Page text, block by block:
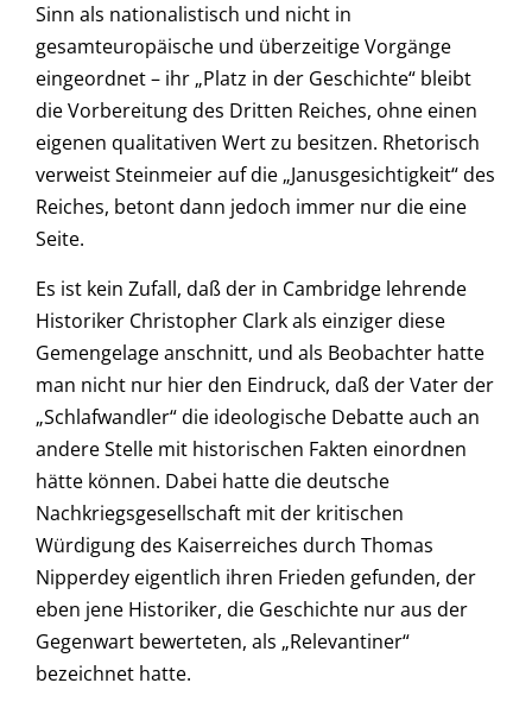
Sinn als nationalistisch und nicht in
gesamteuropäische und überzeitige Vorgänge
eingeordnet – ihr „Platz in der Geschichte“ bleibt
die Vorbereitung des Dritten Reiches, ohne einen
eigenen qualitativen Wert zu besitzen. Rhetorisch
verweist Steinmeier auf die „Janusgesichtigkeit“ des
Reiches, betont dann jedoch immer nur die eine
Seite.
Es ist kein Zufall, daß der in Cambridge lehrende
Historiker Christopher Clark als einziger diese
Gemengelage anschnitt, und als Beobachter hatte
man nicht nur hier den Eindruck, daß der Vater der
„Schlafwandler“ die ideologische Debatte auch an
andere Stelle mit historischen Fakten einordnen
hätte können. Dabei hatte die deutsche
Nachkriegsgesellschaft mit der kritischen
Würdigung des Kaiserreiches durch Thomas
Nipperdey eigentlich ihren Frieden gefunden, der
eben jene Historiker, die Geschichte nur aus der
Gegenwart bewerteten, als „Relevantiner“
bezeichnet hatte.